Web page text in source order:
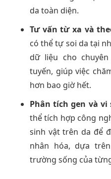
da toàn diện.
Tư vấn từ xa và
có thể tự soi da tại
dữ liệu cho
tuyến, giúp việc
hơn bao giờ hết.
Phân tích gen và vi
thể tích hợp công
sinh vật trên da để
nhân hóa, dựa
trường sống của